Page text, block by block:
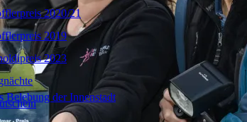
2020/21
2019
2023
Belebung der Innenstadt